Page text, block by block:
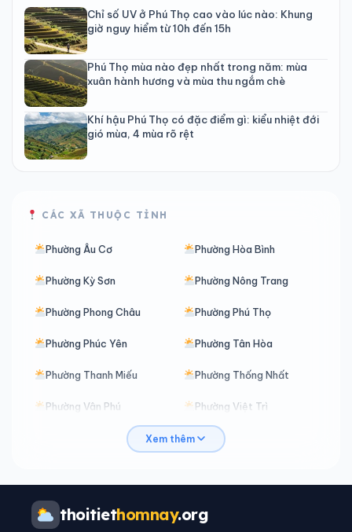
Chỉ số UV ở Phú Thọ cao vào lúc nào: Khung
giờ nguy hiểm từ 10h đến 15h
Phú Thọ mùa nào đẹp nhất trong năm: mùa
xuân hành hương và mùa thu ngắm chè
Khí hậu Phú Thọ có đặc điểm gì: kiểu nhiệt đới
gió mùa, 4 mùa rõ rệt
CÁC XÃ THUỘC TỈNH
Phường Âu Cơ Phường Hòa Bình
Phường Kỳ Sơn Phường Nông Trang
Phường Phong Châu Phường Phú Thọ
Phường Phúc Yên Phường Tân Hòa
Phường Thanh Miếu Phường Thống Nhất
Phường Vân Phú Phường Việt Trì
Phường Vĩnh Phúc Phường Vĩnh Yên
Xã An Nghĩa
Xem thêm
thoitiethomnay.org